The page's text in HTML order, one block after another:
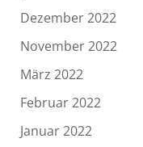
Dezember 2022
November 2022
März 2022
Februar 2022
Januar 2022